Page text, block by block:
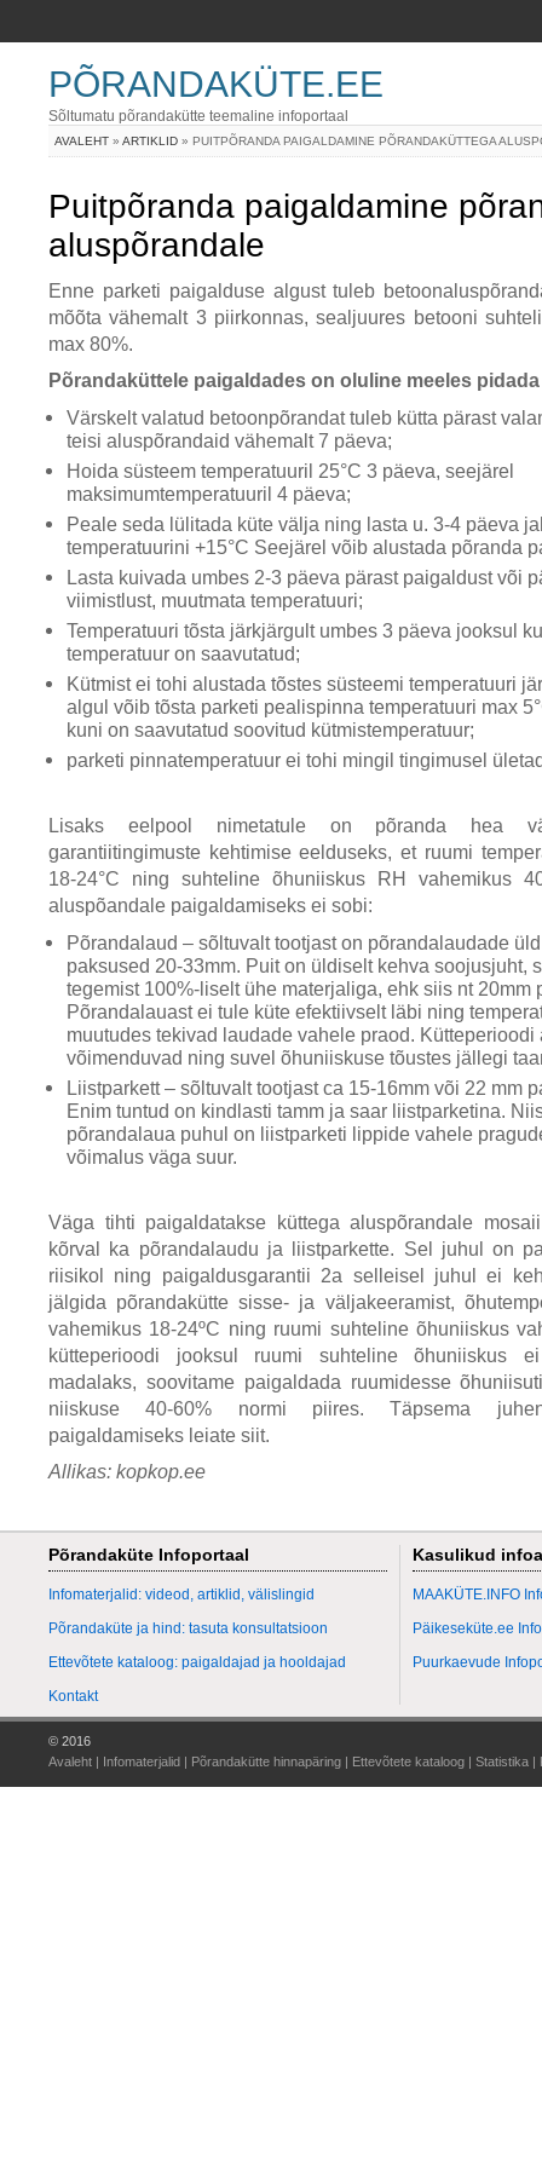
PÕRANDAKÜTE.EE
Sõltumatu põrandakütte teemaline infoportaal
AVALEHT » ARTIKLID » PUITPÕRANDA PAIGALDAMINE PÕRANDAKÜTTEGA
Puitpõranda paigaldamine
aluspõrandale
Enne parketi paigalduse algust tuleb
mõõta vähemalt 3 piirkonnas, sealjuures betooni
max 80%.
Põrandaküttele paigaldades on oluline meeles
Värskelt valatud betoonpõrandat tuleb kütta pärast
teisi aluspõrandaid vähemalt 7 päeva;
Hoida süsteem temperatuuril 25°C 3 päeva, seejärel
maksimumtemperatuuril 4 päeva;
Peale seda lülitada küte välja ning lasta u. 3-4 päeva
temperatuurini +15°C Seejärel võib alustada põranda
Lasta kuivada umbes 2-3 päeva pärast paigaldust või
viimistlust, muutmata temperatuuri;
Temperatuuri tõsta järkjärgult umbes 3 päeva jooksul
temperatuur on saavutatud;
Kütmist ei tohi alustada tõstes süsteemi temperatuuri
algul võib tõsta parketi pealispinna temperatuuri max
kuni on saavutatud soovitud kütmistemperatuur;
parketi pinnatemperatuur ei tohi mingil tingimusel
Lisaks eelpool nimetatule on põranda hea
garantiitingimuste kehtimise eelduseks, et ruumi
18-24°C ning suhteline õhuniiskus RH vahemikus
aluspõandale paigaldamiseks ei sobi:
Põrandalaud – sõltuvalt tootjast on põrandalaudade
paksused 20-33mm. Puit on üldiselt kehva soojusjuht,
tegemist 100%-liselt ühe materjaliga, ehk siis nt 20mm
Põrandalauast ei tule küte efektiivselt läbi ning
muutudes tekivad laudade vahele praod. Kütteperioodi
võimenduvad ning suvel õhuniiskuse tõustes jällegi
Liistparkett – sõltuvalt tootjast ca 15-16mm või 22 mm
Enim tuntud on kindlasti tamm ja saar liistparketina.
põrandalaua puhul on liistparketi lippide vahele
võimalus väga suur.
Väga tihti paigaldatakse küttega aluspõrandale
kõrval ka põrandalaudu ja liistparkette. Sel juhul on
riisikol ning paigaldusgarantii 2a selleisel juhul ei
jälgida põrandakütte sisse- ja väljakeeramist,
vahemikus 18-24ºC ning ruumi suhteline õhuniiskus
kütteperioodi jooksul ruumi suhteline õhuniiskus
madalaks, soovitame paigaldada ruumidesse
niiskuse 40-60% normi piires. Täpsema
paigaldamiseks leiate siit.
Allikas: kopkop.ee
Põrandaküte Infoportaal
Infomaterjalid: videod, artiklid, välislingid
Põrandaküte ja hind: tasuta konsultatsioon
Ettevõtete kataloog: paigaldajad ja hooldajad
Kontakt
Kasulikud
MAAKÜTE.INFO
Päikeseküte.ee
Puurkaevude
© 2016
Avaleht | Infomaterjalid | Põrandakütte hinnapäring | Ettevõtete kataloog | Statistika |